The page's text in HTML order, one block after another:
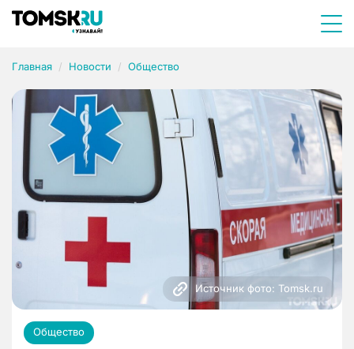
Главная Новости Общество
Источник фото: Tomsk.ru
Общество